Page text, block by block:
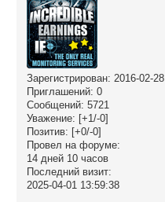
Зарегистрирован: 2016-02-28
Приглашений: 0
Сообщений: 5721
Уважение: [+1/-0]
Позитив: [+0/-0]
Провел на форуме:
14 дней 10 часов
Последний визит:
2025-04-01 13:59:38